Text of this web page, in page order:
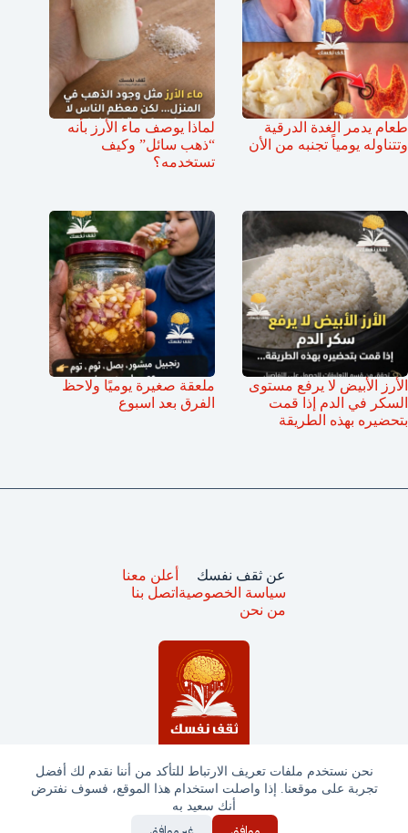
نحن نستخدم ملفات تعريف الارتباط للتأكد من أننا نقدم لك أفضل
تجربة على موقعنا. إذا واصلت استخدام هذا الموقع، فسوف نفترض
أنك سعيد به
طعام يدمر الغدة الدرقية
وتتناوله يومياً تجنبه من الأن
لماذا يوصف ماء الأرز بأنه
“ذهب سائل” وكيف
تستخدمه؟
الأرز الأبيض لا يرفع مستوى
السكر في الدم إذا قمت
بتحضيره بهذه الطريقة
ملعقة صغيرة يوميًا ولاحظ
الفرق بعد اسبوع
جميع الحقوق محفوظة © ثقف نفسك 2025
عن ثقف نفسك
سياسة الخصوصية
من نحن
أعلن معنا
اتصل بنا